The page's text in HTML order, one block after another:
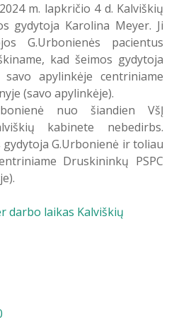
specialiuosius ar
poreikius turintiems
(ikigydytojinio) kabineto
ir funkcijos Druskininkų
laikas
ir sergantys
m. lapkričio 4 d. Kalviškių
gydytoja Karolina Meyer. Ji
G.Urbonienės pacientus
kad šeimos gydytoja
apylinkėje centriniame
(savo apylinkėje).
nuo šiandien VšĮ
kabinete nebedirbs.
gydytoja G.Urbonienė ir toliau
Druskininkų PSPC
darbo laikas Kalviškių